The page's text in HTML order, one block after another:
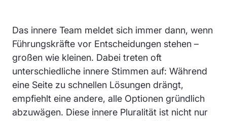
Das innere Team meldet sich immer dann, wenn
Führungskräfte vor Entscheidungen stehen –
großen wie kleinen. Dabei treten oft
unterschiedliche innere Stimmen auf: Während
eine Seite zu schnellen Lösungen drängt,
empfiehlt eine andere, alle Optionen gründlich
abzuwägen. Diese innere Pluralität ist nicht nur